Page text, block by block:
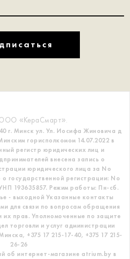
«КераСмарт».
г. Минск ул. Ул. Иосифа Жиновича д
горисполкомом 14.07.2022 в
регистр юридических лиц и
внесена запись о
юридического лица за No
о государственной регистрации: No
193635857. Режим работы: Пн-сб.
- выходной Указанные контакты
для связи по вопросам обращения
их прав. Уполномоченные по защите
торговли и услуг администрации
+375 17 215-17-40, +375 17 215-
26-26
об интернет-магазине atrium.by в